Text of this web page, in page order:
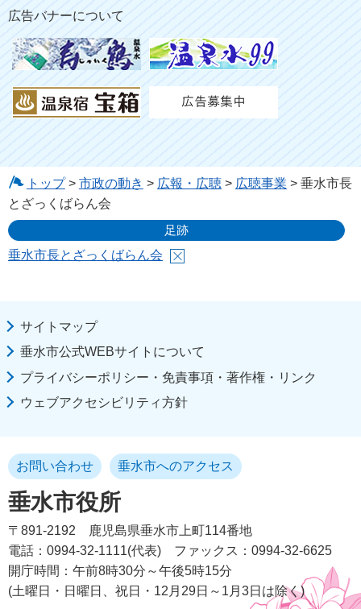
広告バナーについて
トップ> 市政の動き > 広報・広聴> 広聴事業 > 垂水市長
とざっくばらん会
足跡
垂水市長とざっくばらん会
サイトマップ
垂水市公式WEBサイトについて
プライバシーポリシー・免責事項・著作権・リンク
ウェブアクセシビリティ方針
垂水市役所
お問い合わせ 垂水市へのアクセス
〒891-2192
鹿児島県垂水市上町114番地
電話：0994-32-1111(代表)
ファックス：0994-32-6625
開庁時間：午前8時30分～午後5時15分
(土曜日・日曜日、祝日・12月29日～1月3日は除く)